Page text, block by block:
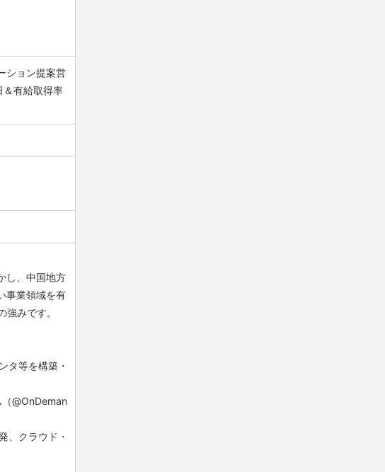
ション提案営
＆有給取得率
し、中国地方
事業領域を有
みです。
タ等を構築・
@OnDeman
、クラウド・